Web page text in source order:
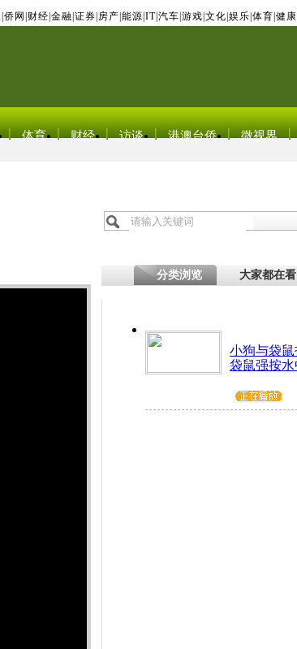
侨网 财经 金融 证券 房产 能源 IT| 汽车 游戏 文化 娱乐 体育 健康
体育 财经 访谈 港澳台侨 微视界
分类浏览 大家都在看
小狗与袋
袋鼠强按水